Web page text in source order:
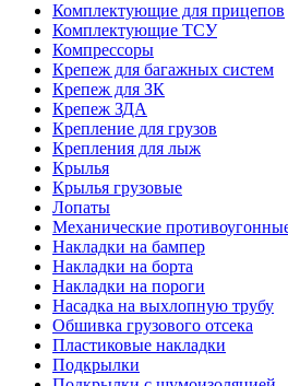
Комплектующие для прицепов
Комплектующие ТСУ
Компрессоры
Крепеж для багажных систем
Крепеж для ЗК
Крепеж ЗДА
Крепление для грузов
Крепления для лыж
Крылья
Крылья грузовые
Лопаты
Механические
Накладки на бампер
Накладки на борта
Накладки на пороги
Насадка на выхлопную трубу
Обшивка грузового отсека
Пластиковые накладки
Подкрылки